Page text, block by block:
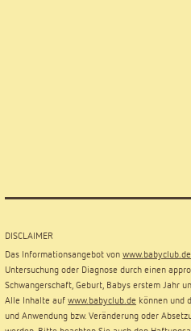
DISCLAIMER
Das Informationsangebot von www.babyclub.de
Untersuchung oder Diagnose durch einen
Schwangerschaft, Geburt, Babys erstem Jahr
Alle Inhalte auf www.babyclub.de können und
und Anwendung bzw. Veränderung oder